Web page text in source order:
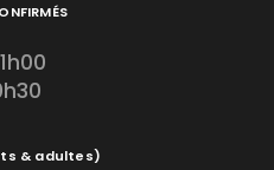
& adultes)